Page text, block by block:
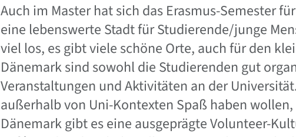
Auch im Master hat sich das Erasmus-Semester
eine lebenswerte Stadt für Studierende/junge
viel los, es gibt viele schöne Orte, auch für den
Dänemark sind sowohl die Studierenden gut
Veranstaltungen und Aktivitäten an der
außerhalb von Uni-Kontexten Spaß haben
Dänemark gibt es eine ausgeprägte Volunteer-